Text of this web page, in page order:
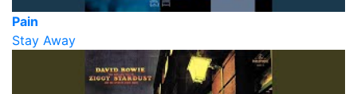
Pain
Stay Away